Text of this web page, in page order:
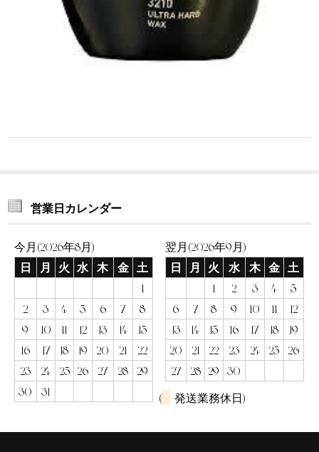
営業日カレンダー
今月(2026年8月)
日
月 火 水 木 金
土
1
2
3 4 5 6 7
8
9
10 11 12 13 14
15
16
17 18 19 20 21
22
23
24 25 26 27 28
29
30
31
翌月(2026年9月)
日
月 火 水 木 金
土
1
2 3 4
5
6
7 8 9 10 11
12
13
14 15 16 17 18
19
20
21 22 23 24 25
26
27
28 29
30
(
発送業務休日)